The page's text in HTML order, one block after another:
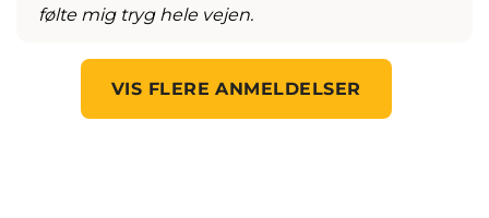
følte mig tryg hele vejen.
VIS FLERE ANMELDELSER